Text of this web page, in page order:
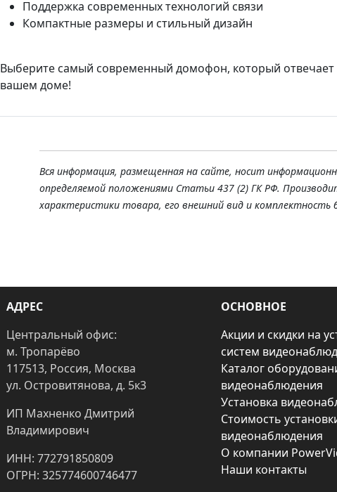
Поддержка современных технологий связи
Компактные размеры и стильный дизайн
Выберите самый современный домофон, который
вашем доме!
Вся информация, размещенная на сайте, носит
определяемой положениями Статьи 437 (2) ГК РФ.
характеристики товара, его внешний вид и комплектность
АДРЕС
Центральный офис:
м. Тропарёво
117513, Россия, Москва
ул. Островитянова, д. 5к3
ИП Махненко Дмитрий
Владимирович
ИНН: 772791850809
ОГРН: 325774600746477
ОСНОВНОЕ
Акции и скидки на
систем
Каталог
видеонаблюдения
Установка
Стоимость
видеонаблюдения
О компании
Наши контакты